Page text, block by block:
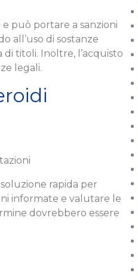
e può portare a sanzioni
all’uso di sostanze
titoli. Inoltre, l’acquisto
legali.
rapida per
informate e valutare le
dovrebbero essere